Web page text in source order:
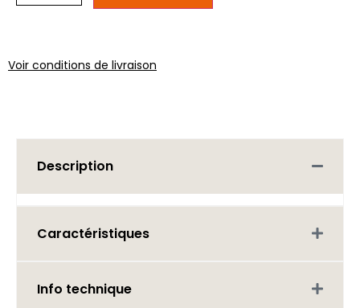
Voir conditions de livraison
Description
Caractéristiques
Info technique